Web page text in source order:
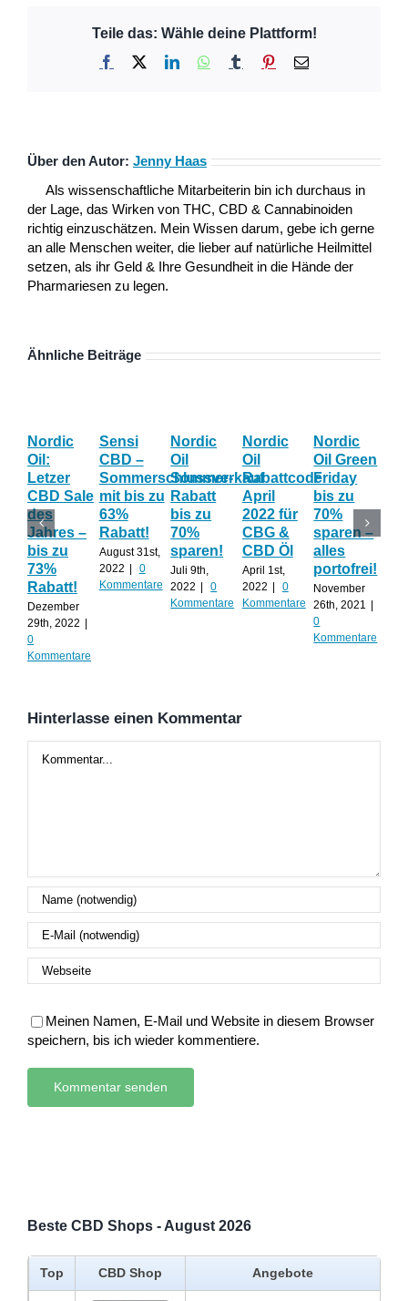
Teile das: Wähle deine Plattform!
Facebook LinkedInWhatsApp
Tumblr Pinterest
E-
Über den Autor: Jenny Haas
Als wissenschaftliche Mitarbeiterin bin ich durchaus in
der Lage, das Wirken von THC, CBD & Cannabinoiden
richtig einzuschätzen. Mein Wissen darum, gebe ich gerne
an alle Menschen weiter, die lieber auf natürliche Heilmittel
setzen, als ihr Geld & Ihre Gesundheit in die Hände der
Pharmariesen zu legen.
Ähnliche Beiträge
Nordic
Oil:
Letzer
CBD Sale
des
Jahres –
bis zu
73%
Rabatt!
Dezember
29th, 2022 |
0
Kommentare
Sensi
CBD –
Sommerschlussverkauf
mit bis zu
63%
Rabatt!
August 31st,
2022 |
0
Kommentare
Nordic
Oil
Sommer-
Rabatt
bis zu
70%
sparen!
Juli 9th,
2022 |
0
Kommentare
Nordic
Oil
Rabattcode
April
2022 für
CBG &
CBD Öl
April 1st,
2022 |
0
Kommentare
Nordic
Oil Green
Friday
bis zu
70%
sparen –
alles
portofrei!
November
26th, 2021
|
0
Kommentare
Hinterlasse einen Kommentar
Meinen Namen, E-Mail und Website in diesem Browser
speichern, bis ich wieder kommentiere.
Beste CBD Shops - August 2026
Top CBD Shop Angebote